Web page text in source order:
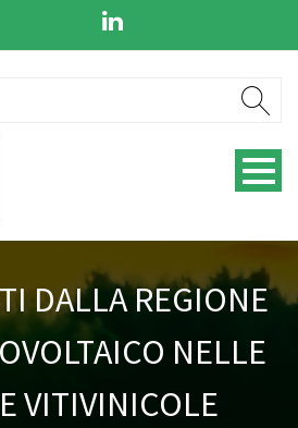
DALLA REGIONE
NELLE
VITIVINICOLE